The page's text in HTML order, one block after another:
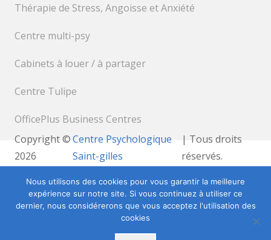
Thérapie de Stress, Angoisse et Anxiété
Centre multi-psy
Cabinets à louer / à partager
Centre Tulipe
OfficePlus Business Centres
Copyright ©
2026
Centre Psychologique
Saint-gilles
| Tous droits
réservés.
Powered byPrivium – Des services qui soutiennent
vos soins. Pour psychologues, psychotherapeutes et
hypnotherapeutes.
RGPD – Politique de Protection de la Vie Privée
Nous utilisons des cookies pour vous garantir la meilleure
expérience sur notre site. Si vous continuez à utiliser ce
dernier, nous considérerons que vous acceptez l'utilisation des
cookies